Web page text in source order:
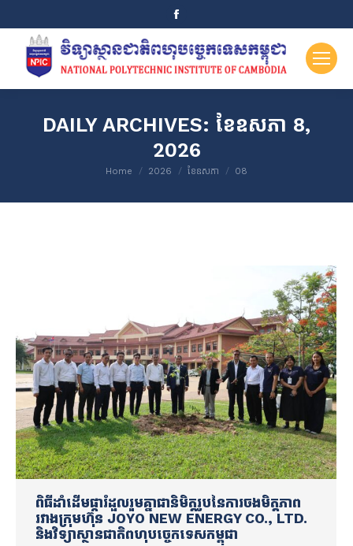
page
opens
in
new
window
DAILY ARCHIVES: ខែ​ឧសភា 8,
2026
You are here:
Home 2026 ខែ​ឧសភា 08
ពិធីដាំដើមផ្ការំដួលរួមគ្នាជានិមិត្តរូបនៃការចងមិត្តភាព
រវាងក្រុមហ៊ុន JOYO NEW ENERGY CO., LTD.
និងវិទ្យាស្ថានជាតិពហុបច្ចេកទេសកម្ពុជា